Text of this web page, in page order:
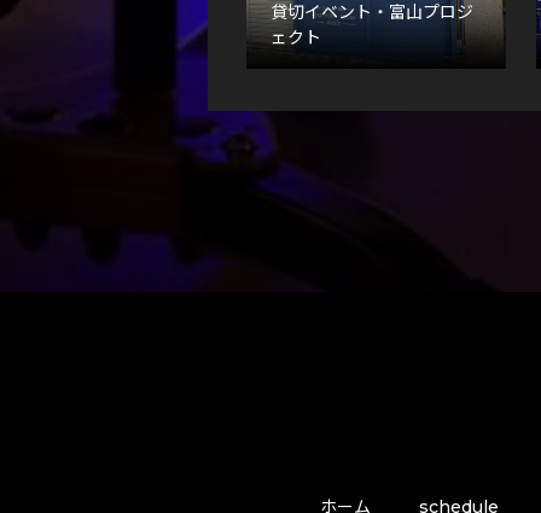
貸切イベント・富山プロジ
ェクト
ホーム schedule